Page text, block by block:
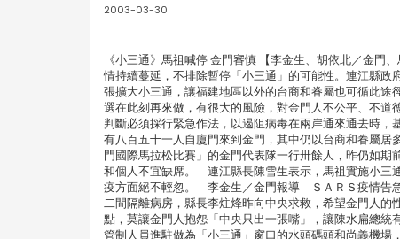
2003-03-30
《小三通》馬祖喊停 金門審慎 【李金生、胡依北／金門
情持續蔓延，不排除暫停「小三通」的可能性。連江縣
張擴大小三通，讓福建地區以外的台商和眷屬也可循此
選在此刻再來做，有很大的風險，對金門人不公平、不
判斷必須採行緊急作法，以遏阻病毒在兩岸通來通去時
有八百五十一人自廈門來到金門，其中仍以台商和眷屬
門國際馬拉松比賽」的金門代表隊一行卅餘人，昨仍如
和個人不宜缺席。 連江縣長陳雪生表示，馬祖實施小三
疫方面絕不輕忽。 李金生／金門報導 ＳＡＲＳ疫情告
二間隔離病房，縣長李炷烽昨向中央求救，希望金門人
點，莫讓金門人抱怨「中央只出一張嘴」，讓陳水扁總
管制人員進駐做為「小三通」窗口的水頭碼頭和尚義機